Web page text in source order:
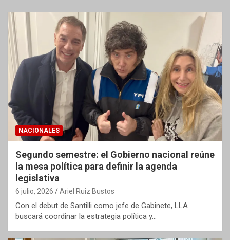
NACIONALES
Segundo semestre: el Gobierno nacional reúne
la mesa política para definir la agenda
legislativa
6 julio, 2026 Ariel Ruiz Bustos
Con el debut de Santilli como jefe de Gabinete, LLA
buscará coordinar la estrategia política y…